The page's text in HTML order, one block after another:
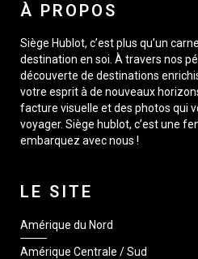
À PROPOS
Siège Hublot, c’est plus qu’un
destination en soi. À travers nos
découverte de destinations
votre esprit à de nouveaux
facture visuelle et des photos qui
voyager. Siège hublot, c’est une
embarquez avec nous !
LE SITE
Amérique du Nord
Amérique Centrale / Sud